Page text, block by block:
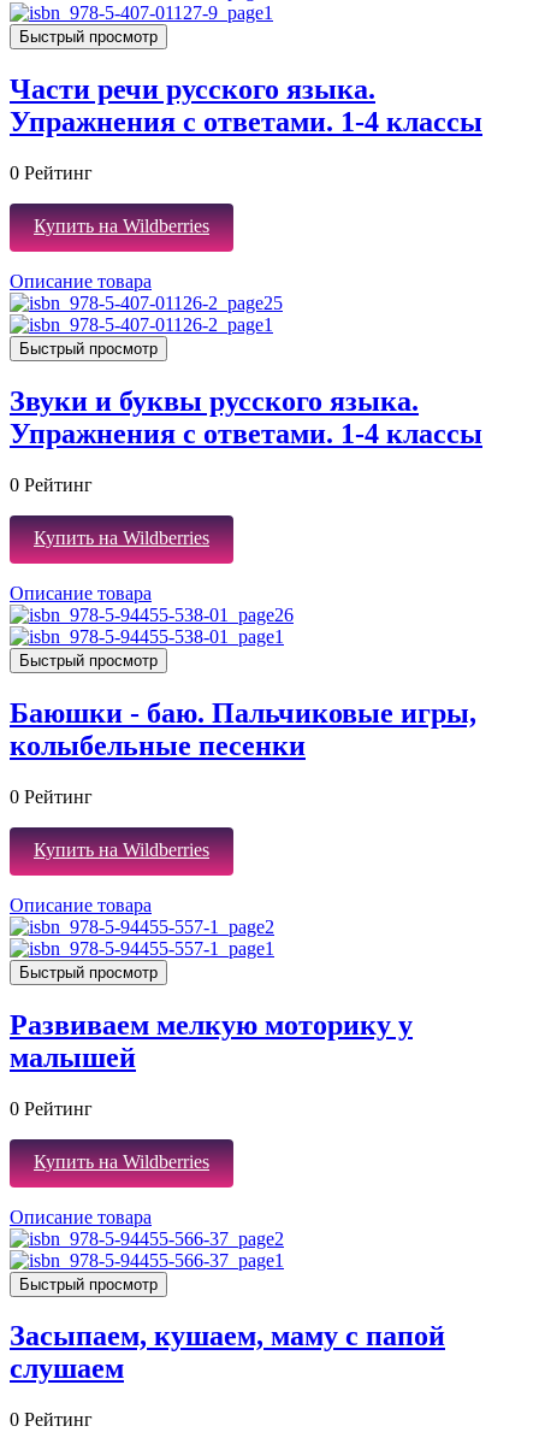
Быстрый просмотр
Части речи русского языка.
Упражнения с ответами. 1-4 классы
0 Рейтинг
Купить на Wildberries
Описание товара
Быстрый просмотр
Звуки и буквы русского языка.
Упражнения с ответами. 1-4 классы
0 Рейтинг
Купить на Wildberries
Описание товара
Быстрый просмотр
Баюшки - баю. Пальчиковые игры,
колыбельные песенки
0 Рейтинг
Купить на Wildberries
Описание товара
Быстрый просмотр
Развиваем мелкую моторику у
малышей
0 Рейтинг
Купить на Wildberries
Описание товара
Быстрый просмотр
Засыпаем, кушаем, маму с папой
слушаем
0 Рейтинг